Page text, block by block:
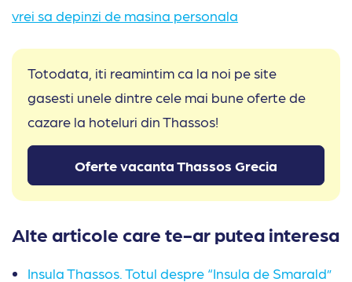
vrei sa depinzi de masina personala
Totodata, iti reamintim ca la noi pe site
gasesti unele dintre cele mai bune oferte de
cazare la hoteluri din Thassos!
Oferte vacanta Thassos Grecia
Alte articole care te-ar putea interesa
Insula Thassos. Totul despre “Insula de Smarald”